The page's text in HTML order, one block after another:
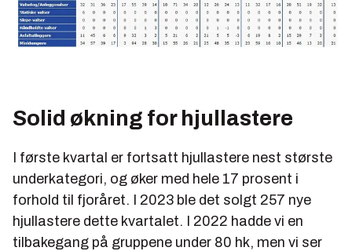
Solid økning for hjullastere
I første kvartal er fortsatt hjullastere nest største
underkategori, og øker med hele 17 prosent i
forhold til fjoråret. I 2023 ble det solgt 257 nye
hjullastere dette kvartalet. I 2022 hadde vi en
tilbakegang på gruppene under 80 hk, men vi ser